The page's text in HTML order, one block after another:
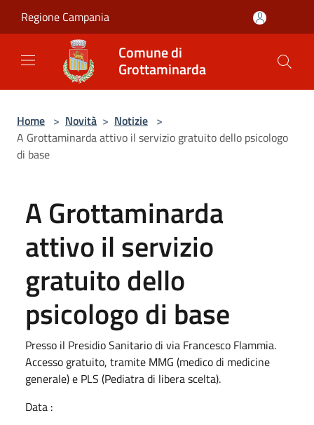
Regione Campania
Comune di
Grottaminarda
Home > Novità > Notizie >
A Grottaminarda attivo il servizio gratuito dello psicologo
di base
A Grottaminarda
attivo il servizio
gratuito dello
psicologo di base
Presso il Presidio Sanitario di via Francesco Flammia.
Accesso gratuito, tramite MMG (medico di medicine
generale) e PLS (Pediatra di libera scelta).
Data :